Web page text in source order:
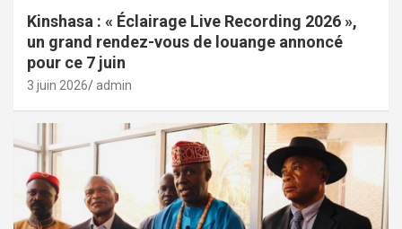
Kinshasa : « Éclairage Live Recording 2026 »,
un grand rendez-vous de louange annoncé
pour ce 7 juin
3 juin 2026 admin